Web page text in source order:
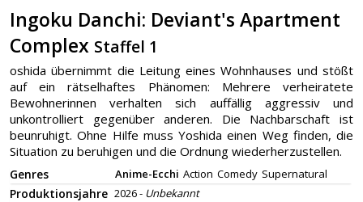
Ingoku Danchi: Deviant's Apartment
Complex Staffel 1
oshida übernimmt die Leitung eines Wohnhauses und stößt
auf ein rätselhaftes Phänomen: Mehrere verheiratete
Bewohnerinnen verhalten sich auffällig aggressiv und
unkontrolliert gegenüber anderen. Die Nachbarschaft ist
beunruhigt. Ohne Hilfe muss Yoshida einen Weg finden, die
Situation zu beruhigen und die Ordnung wiederherzustellen.
Genres Anime-Ecchi Action Comedy Supernatural
Produktionsjahre 2026 - Unbekannt